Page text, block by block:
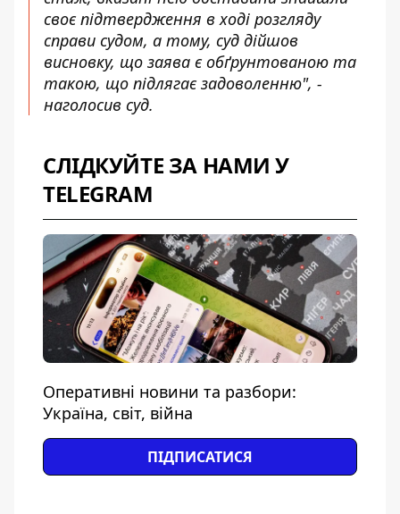
своє підтвердження в ході розгляду
справи судом, а тому, суд дійшов
висновку, що заява є обґрунтованою та
такою, що підлягає задоволенню", -
наголосив суд.
СЛІДКУЙТЕ ЗА НАМИ У
TELEGRAM
Оперативні новини та разбори:
Україна, світ, війна
ПІДПИСАТИСЯ